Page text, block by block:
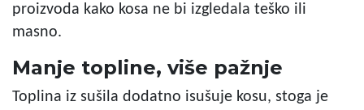
proizvoda kako kosa ne bi izgledala teško ili
masno.
Manje topline, više pažnje
Toplina iz sušila dodatno isušuje kosu, stoga je